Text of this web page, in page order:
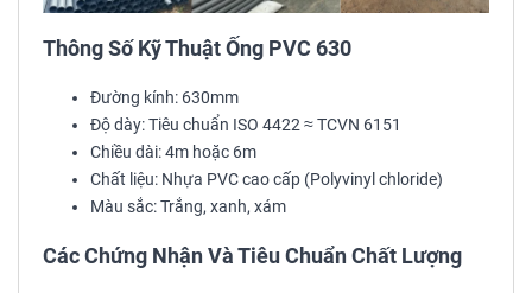
Thông Số Kỹ Thuật Ống PVC 630
Đường kính: 630mm
Độ dày: Tiêu chuẩn ISO 4422 ≈ TCVN 6151
Chiều dài: 4m hoặc 6m
Chất liệu: Nhựa PVC cao cấp (Polyvinyl chloride)
Màu sắc: Trắng, xanh, xám
Các Chứng Nhận Và Tiêu Chuẩn Chất Lượng